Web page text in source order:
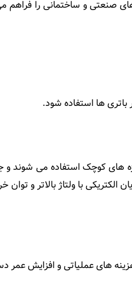
صنعتی و ساختمانی را فراهم
باتری ‌ها استفاده شود.
های کوچک استفاده می ‌شوند و
با ولتاژ بالاتر و
‌های عملیاتی و افزایش عمر